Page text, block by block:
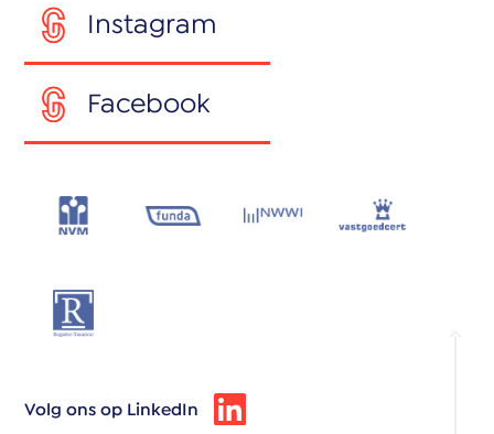
Instagram
Facebook
Volg ons op LinkedIn